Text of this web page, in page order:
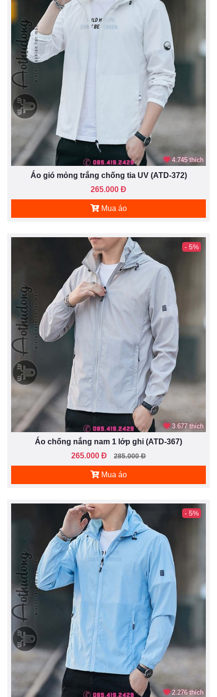
4.745 thích
Áo gió mỏng trắng chống tia UV (ATD-372)
265.000 Đ
Mua áo
- 5%
3.677 thích
Áo chống nắng nam 1 lớp ghi (ATD-367)
265.000 Đ
285.000 Đ
Mua áo
- 5%
2.276 thích